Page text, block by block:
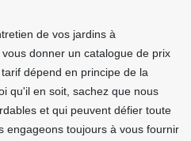
de vos jardins à
donner un catalogue de prix
dépend en principe de la
qu'il en soit, sachez que nous
et qui peuvent défier toute
engageons toujours à vous fournir